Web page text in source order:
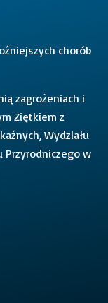
chorób
zagrożeniach i
Ziętkiem z
Wydziału
w